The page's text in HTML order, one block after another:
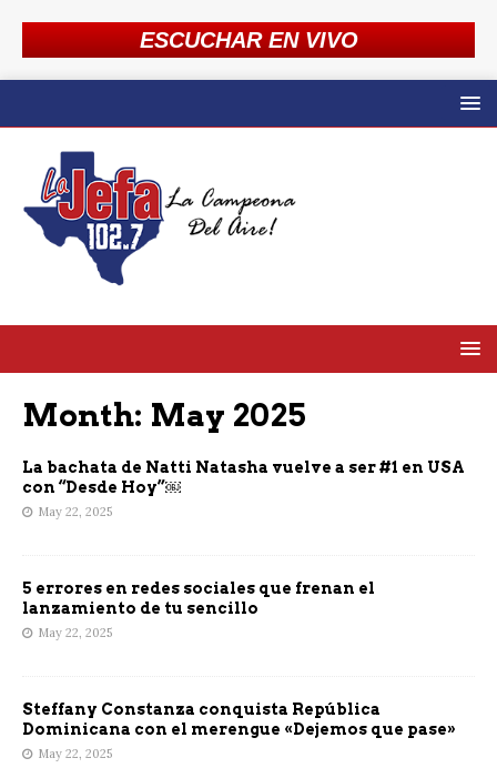
ESCUCHAR EN VIVO
Month: May 2025
La bachata de Natti Natasha vuelve a ser #1 en USA
con “Desde Hoy”￼
May 22, 2025
5 errores en redes sociales que frenan el
lanzamiento de tu sencillo
May 22, 2025
Steffany Constanza conquista República
Dominicana con el merengue «Dejemos que pase»
May 22, 2025